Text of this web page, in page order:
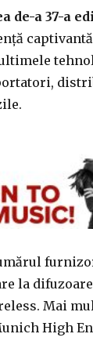
de-a 37-a
la
Mai
High